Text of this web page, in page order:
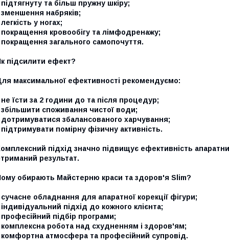
та більш пружну шкіру;
зменшення набряків;
у ногах;
покращення кровообігу та лімфодренажу;
загального самопочуття.
підсилити ефект?
максимальної ефективності рекомендуємо:
їсти за 2 години до та після процедур;
споживання чистої води;
збалансованого харчування;
помірну фізичну активність.
підхід значно підвищує ефективність
результат.
обирають Майстерню краси та здоров'я Slim?
обладнання для апаратної корекції фігури;
підхід до кожного клієнта;
підбір програми;
комплексна робота над схудненням і здоров'ям;
комфортна атмосфера та професійний супровід.